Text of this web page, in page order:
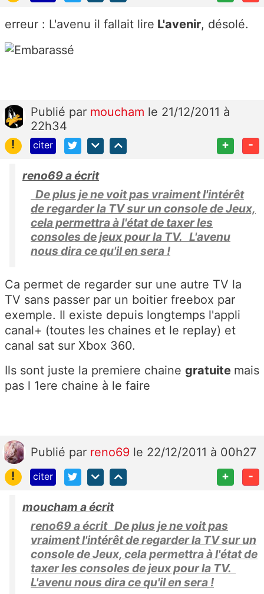
erreur : L'avenu il fallait lire L'avenir, désolé.
Publié par moucham le 21/12/2011 à
22h34
!
citer + -
reno69 a écrit
De plus je ne voit pas vraiment l'intérêt
de regarder la TV sur un console de Jeux,
cela permettra à l'état de taxer les
consoles de jeux pour la TV. L'avenu
nous dira ce qu'il en sera !
Ca permet de regarder sur une autre TV la
TV sans passer par un boitier freebox par
exemple. Il existe depuis longtemps l'appli
canal+ (toutes les chaines et le replay) et
canal sat sur Xbox 360.
Ils sont juste la premiere chaine gratuite mais
pas l 1ere chaine à le faire
Publié par reno69 le 22/12/2011 à 00h27
!
citer + -
moucham a écrit
reno69 a écrit De plus je ne voit pas
vraiment l'intérêt de regarder la TV sur un
console de Jeux, cela permettra à l'état de
taxer les consoles de jeux pour la TV.
L'avenu nous dira ce qu'il en sera !